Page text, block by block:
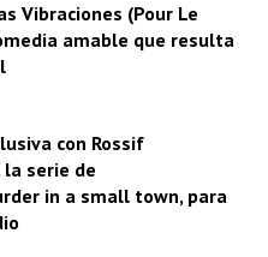
Vibraciones (Pour Le
amable que resulta
con Rossif
serie de
in a small town, para